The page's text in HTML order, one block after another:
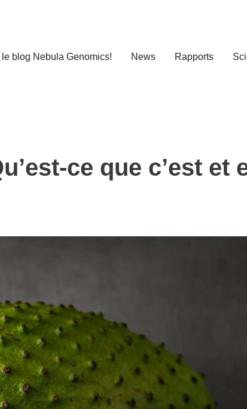
blog Nebula Genomics! News Rapports
ce que c’est et